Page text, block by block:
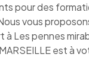
pour des
vous
à Les pennes
est à